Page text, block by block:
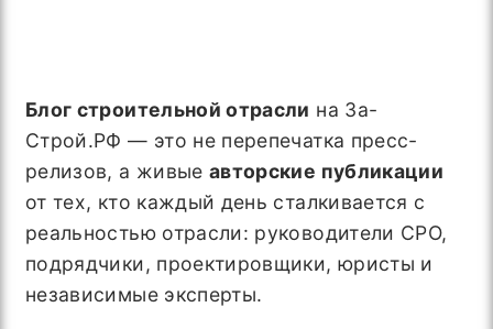
Блог строительной отрасли на За-
Строй.РФ — это не перепечатка пресс-
релизов, а живые авторские публикации
от тех, кто каждый день сталкивается с
реальностью отрасли: руководители СРО,
подрядчики, проектировщики, юристы и
независимые эксперты.